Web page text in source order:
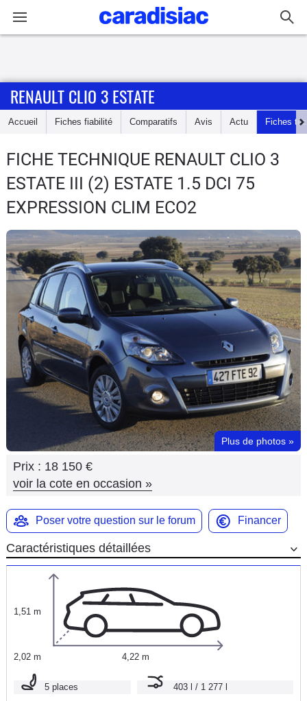
Accueil
Essais
Guide
d'achat
Electriques
Utilitaires
Flottes
Auto
Services
Marques
RENAULT CLIO 3 ESTATE
Accueil Fiches fiabilité Comparatifs Avis Actu Fiches
FICHE TECHNIQUE RENAULT CLIO 3
ESTATE III (2) ESTATE 1.5 DCI 75
EXPRESSION CLIM ECO2
Plus de photos »
Prix : 18 150 €
voir la cote en occasion »
Poser votre question sur le forum Financer
Caractéristiques détaillées
1,51 m
2,02 m 4,22 m
5 places 403 l / 1 277 l